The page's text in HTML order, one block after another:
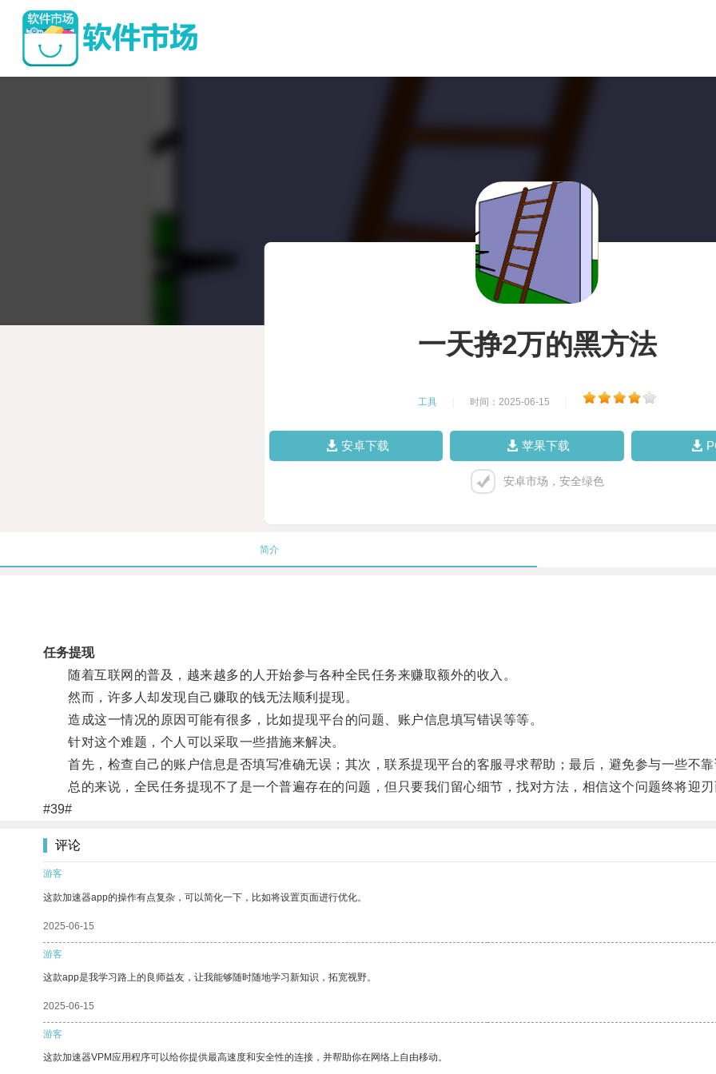
一天挣2万的黑方法
工具 时间：2025-06-15
安卓下载 苹果下载
安卓市场，安全绿色
简介
任务提现
随着互联网的普及，越来越多的人开始参与各种全民任务来赚取额外的收入。
然而，许多人却发现自己赚取的钱无法顺利提现。
造成这一情况的原因可能有很多，比如提现平台的问题、账户信息填写错误等等。
针对这个难题，个人可以采取一些措施来解决。
首先，检查自己的账户信息是否填写准确无误；其次，联系提现平台的客服寻求帮助；最后，避免参与一些不靠
总的来说，全民任务提现不了是一个普遍存在的问题，但只要我们留心细节，找对方法，相信这个问题终将迎刃
#39#
评论
游客
这款加速器app的操作有点复杂，可以简化一下，比如将设置页面进行优化。
2025-06-15
游客
这款app是我学习路上的良师益友，让我能够随时随地学习新知识，拓宽视野。
2025-06-15
游客
这款加速器VPM应用程序可以给你提供最高速度和安全性的连接，并帮助你在网络上自由移动。